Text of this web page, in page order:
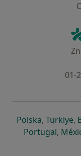
01-
Polskase otevře
, Türkiye,
Portugalse
,